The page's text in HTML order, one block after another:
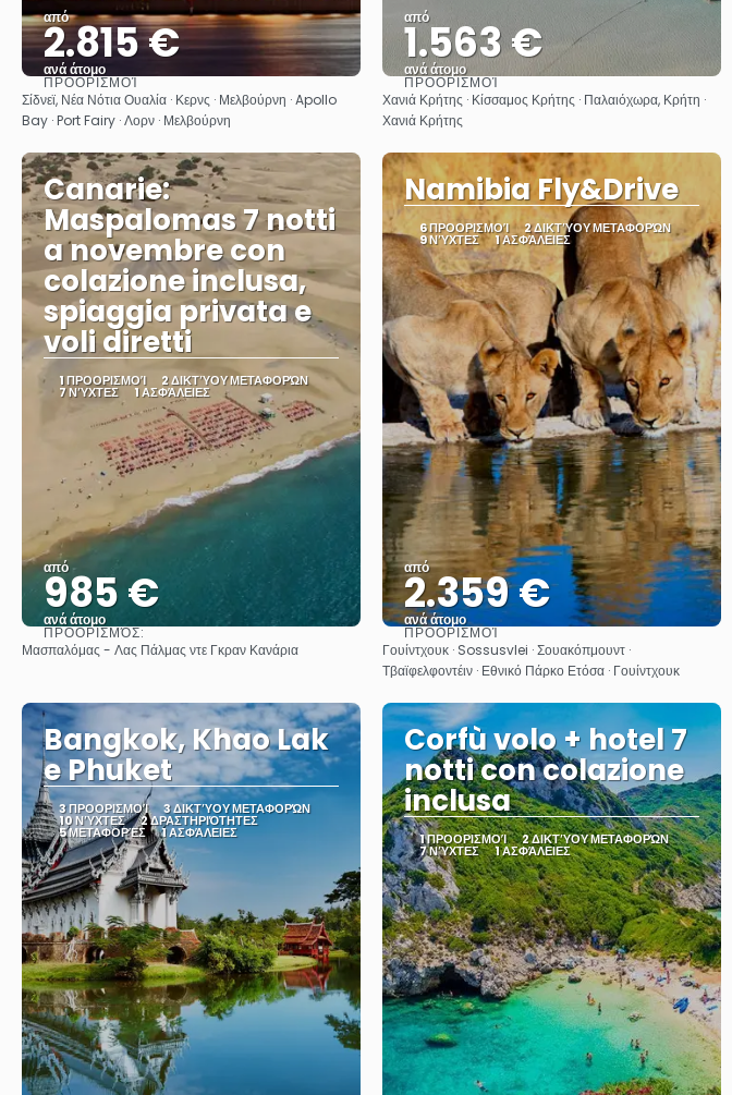
από
2.815 €
ανά άτομο
Βλέπω
ΠΡΟΟΡΙΣΜΟΊ
Σίδνεϊ, Νέα Νότια Ουαλία · Κερνς · Μελβούρνη · Apollo
Bay · Port Fairy · Λορν · Μελβούρνη
από
1.563 €
ανά άτομο
Βλέπω
ΠΡΟΟΡΙΣΜΟΊ
Χανιά Κρήτης · Κίσσαμος Κρήτης · Παλαιόχωρα, Κρήτη ·
Χανιά Κρήτης
Canarie:
Maspalomas 7 notti
a novembre con
colazione inclusa,
spiaggia privata e
voli diretti
1 ΠΡΟΟΡΙΣΜΟΊ 2 ΔΙΚΤΎΟΥ ΜΕΤΑΦΟΡΏΝ
7 ΝΎΧΤΕΣ 1 ΑΣΦΆΛΕΙΕΣ
από
985 €
ανά άτομο
Βλέπω
ΠΡΟΟΡΙΣΜΌΣ:
Μασπαλόμας - Λας Πάλμας ντε Γκραν Κανάρια
Namibia Fly&Drive
6 ΠΡΟΟΡΙΣΜΟΊ 2 ΔΙΚΤΎΟΥ ΜΕΤΑΦΟΡΏΝ
9 ΝΎΧΤΕΣ 1 ΑΣΦΆΛΕΙΕΣ
από
2.359 €
ανά άτομο
Βλέπω
ΠΡΟΟΡΙΣΜΟΊ
Γουίντχουκ · Sossusvlei · Σουακόπμουντ ·
Τβαϊφελφοντέιν · Εθνικό Πάρκο Ετόσα · Γουίντχουκ
Bangkok, Khao Lak
e Phuket
3 ΠΡΟΟΡΙΣΜΟΊ 3 ΔΙΚΤΎΟΥ ΜΕΤΑΦΟΡΏΝ
10 ΝΎΧΤΕΣ 2 ΔΡΑΣΤΗΡΙΌΤΗΤΕΣ
5 ΜΕΤΑΦΟΡΈΣ 1 ΑΣΦΆΛΕΙΕΣ
Corfù volo + hotel 7
notti con colazione
inclusa
1 ΠΡΟΟΡΙΣΜΟΊ 2 ΔΙΚΤΎΟΥ ΜΕΤΑΦΟΡΏΝ
7 ΝΎΧΤΕΣ 1 ΑΣΦΆΛΕΙΕΣ